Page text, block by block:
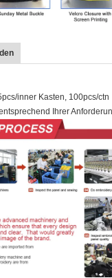
inner Kasten, 100pcs/ctn
Ihrer